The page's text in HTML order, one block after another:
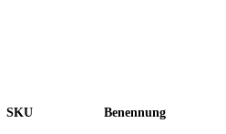
SKU Benennung